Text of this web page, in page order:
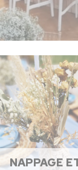
NAPPAGE